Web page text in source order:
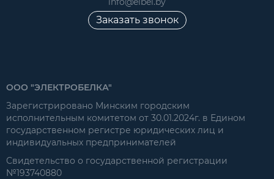
Заказать звонок
ООО "ЭЛЕКТРОБЕЛКА"
Зарегистрировано Минским городским
исполнительным комитетом от 30.01.2024г. в Едином
государственном регистре юридических лиц и
индивидуальных предпринимателей
Свидетельство о государственной регистрации
№193740880